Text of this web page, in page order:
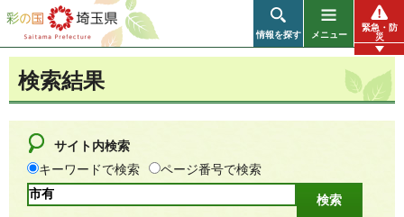
彩の国 埼玉県
情報を探す メニュー
緊急・防
災
検索結果
サイト内検索
キーワードで検索
ページ番号で検索